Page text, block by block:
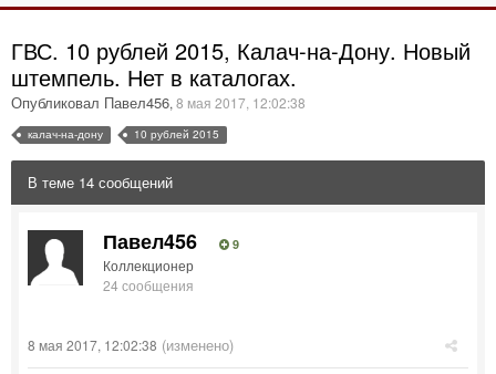
ГВС. 10 рублей 2015, Калач-на-Дону. Новый
штемпель. Нет в каталогах.
Опубликовал Павел456, 8 мая 2017, 12:02:38
калач-на-дону 10 рублей 2015
В теме 14 сообщений
Павел456 9
Коллекционер
24 сообщения
8 мая 2017, 12:02:38 (изменено)